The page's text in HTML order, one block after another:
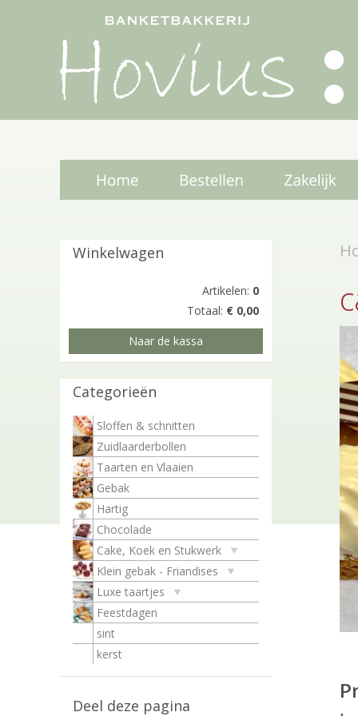
Winkelwagen
Artikelen: 0
Totaal: € 0,00
Naar de kassa
Categorieën
Sloffen & schnitten
Zuidlaarderbollen
Taarten en Vlaaien
Gebak
Hartig
Chocolade
Cake, Koek en Stukwerk
Klein gebak - Friandises
Luxe taartjes
Feestdagen
sint
kerst
Deel deze pagina